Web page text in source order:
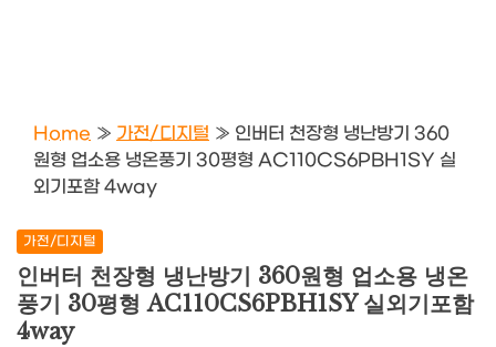
Home » 가전/디지털 » 인버터 천장형 냉난방기 360
원형 업소용 냉온풍기 30평형 AC110CS6PBH1SY 실
외기포함 4way
가전/디지털
인버터 천장형 냉난방기 360원형 업소용 냉온
풍기 30평형 AC110CS6PBH1SY 실외기포함
4way